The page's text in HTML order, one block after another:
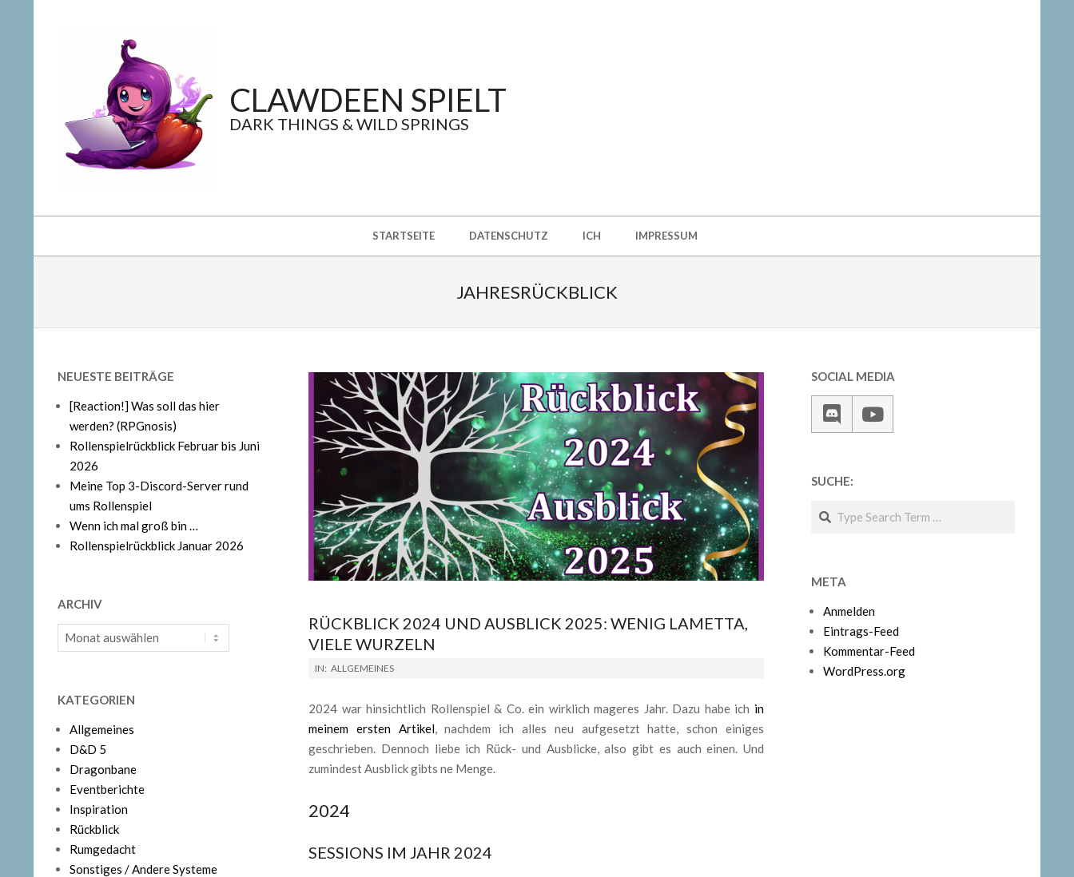
CLAWDEEN SPIELT
DARK THINGS & WILD SPRINGS
STARTSEITE DATENSCHUTZ ICH IMPRESSUM
JAHRESRÜCKBLICK
RÜCKBLICK 2024 UND AUSBLICK 2025: WENIG LAMETTA,
VIELE WURZELN
2024-
29
IN: ALLGEMEINES
2024 war hinsichtlich Rollenspiel & Co. ein wirklich mageres Jahr. Dazu habe ich in
meinem ersten Artikel, nachdem ich alles neu aufgesetzt hatte, schon einiges
geschrieben. Dennoch liebe ich Rück- und Ausblicke, also gibt es auch einen. Und
zumindest Ausblick gibts ne Menge.
2024
SESSIONS IM JAHR 2024
NEUESTE BEITRÄGE
[Reaction!] Was soll das hier
werden? (RPGnosis)
Rollenspielrückblick Februar bis Juni
2026
Meine Top 3-Discord-Server rund
ums Rollenspiel
Wenn ich mal groß bin …
Rollenspielrückblick Januar 2026
ARCHIV
Archiv
KATEGORIEN
Allgemeines
D&D 5
Dragonbane
Eventberichte
Inspiration
Rückblick
Rumgedacht
Sonstiges / Andere Systeme
SOCIAL MEDIA
SUCHE:
Search
META
Anmelden
Eintrags-Feed
Kommentar-Feed
WordPress.org